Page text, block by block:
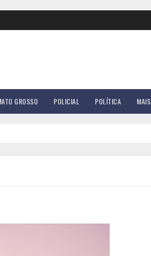
GROSSO POLICIAL POLÍTICA MAIS